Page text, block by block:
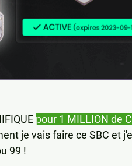
pour 1 MILLION de
je vais faire ce SBC et
99 !